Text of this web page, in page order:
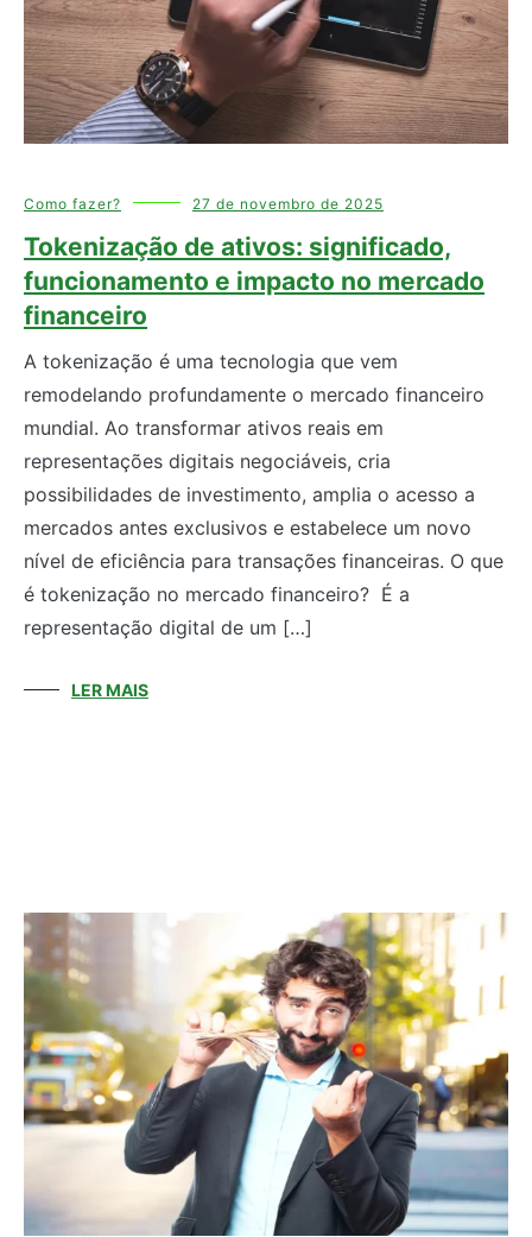
Como fazer? 27 de novembro de 2025
Tokenização de ativos: significado,
funcionamento e impacto no mercado
financeiro
A tokenização é uma tecnologia que vem
remodelando profundamente o mercado financeiro
mundial. Ao transformar ativos reais em
representações digitais negociáveis, cria
possibilidades de investimento, amplia o acesso a
mercados antes exclusivos e estabelece um novo
nível de eficiência para transações financeiras. O que
é tokenização no mercado financeiro? É a
representação digital de um […]
LER MAIS